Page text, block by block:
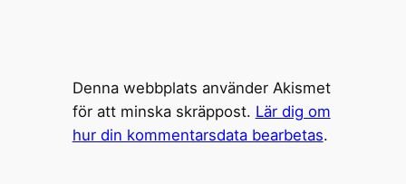
Denna webbplats använder Akismet
för att minska skräppost. Lär dig om
hur din kommentarsdata bearbetas.